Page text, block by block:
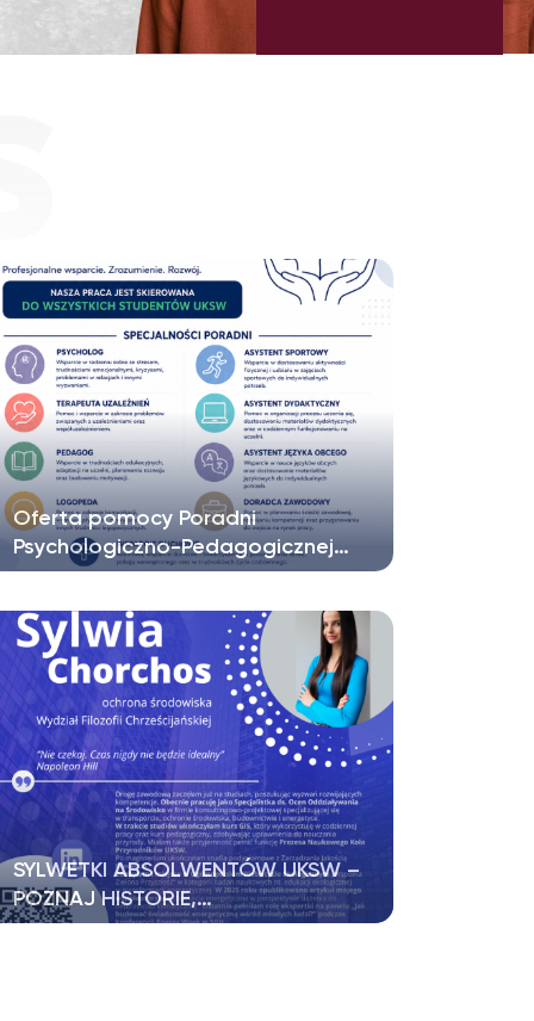
Oferta pomocy Poradni
Psychologiczno-Pedagogicznej…
czerwiec – czas zaliczeń, egzaminów,
podejmowania…
SYLWETKI ABSOLWENTÓW UKSW –
POZNAJ HISTORIE,…